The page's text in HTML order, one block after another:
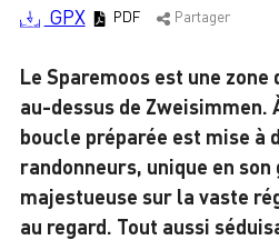
GPX PDF Partager
Le Sparemoos est une
au-dessus de Zweisimmen.
boucle préparée est mise à
randonneurs, unique en son
majestueuse sur la vaste
au regard. Tout aussi